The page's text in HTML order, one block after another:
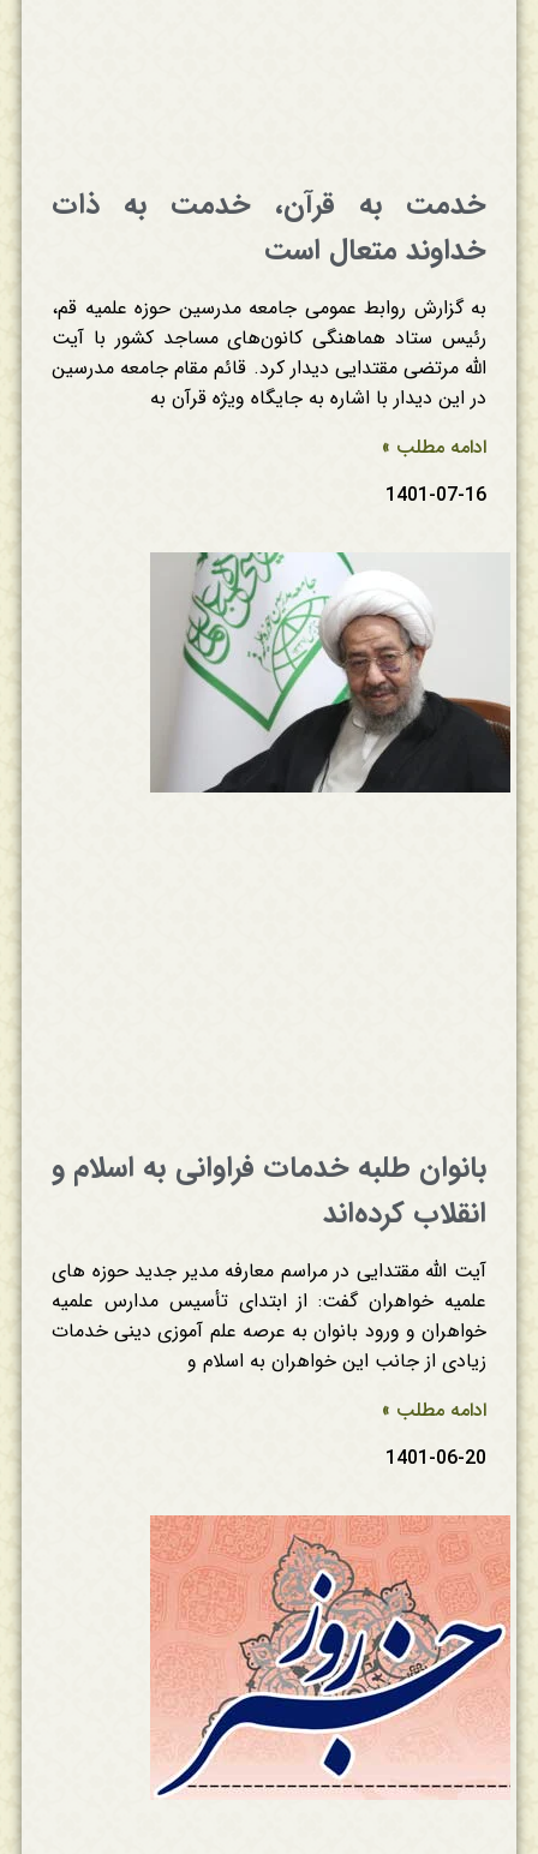
خدمت به قرآن، خدمت به ذات
خداوند متعال است
به گزارش روابط عمومی جامعه مدرسین حوزه علمیه قم،
رئیس ستاد هماهنگی کانون‌های مساجد کشور با آیت
الله مرتضی مقتدایی دیدار کرد. قائم مقام جامعه مدرسین
در این دیدار با اشاره به جایگاه ویژه قرآن به
ادامه مطلب »
1401-07-16
بانوان طلبه خدمات فراوانی به اسلام و
انقلاب کرده‌اند
آیت الله مقتدایی در مراسم معارفه مدیر جدید حوزه های
علمیه خواهران گفت: از ابتدای تأسیس مدارس علمیه
خواهران و ورود بانوان به عرصه علم آموزی دینی خدمات
زیادی از جانب این خواهران به اسلام و
ادامه مطلب »
1401-06-20